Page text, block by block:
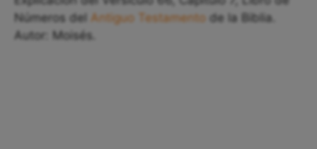
Números del Antiguo Testamento de la Biblia.
Autor: Moisés.